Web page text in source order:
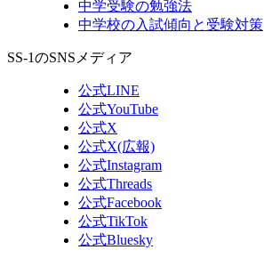
中学受験の勉強法
中学校の入試傾向と受験対策
SS-1のSNSメディア
公式LINE
公式YouTube
公式X
公式X(広報)
公式Instagram
公式Threads
公式Facebook
公式TikTok
公式Bluesky